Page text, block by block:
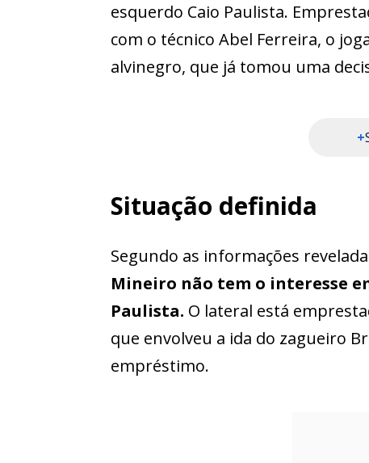
esquerdo Caio Paulista.
com o técnico Abel Ferreira, o
alvinegro, que já tomou uma
+
Situação definida
Segundo as informações
Mineiro não tem o interesse
Paulista. O lateral está
que envolveu a ida do zagueiro
empréstimo.